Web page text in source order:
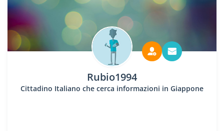
Rubio1994
Cittadino Italiano che cerca informazioni in Giappone